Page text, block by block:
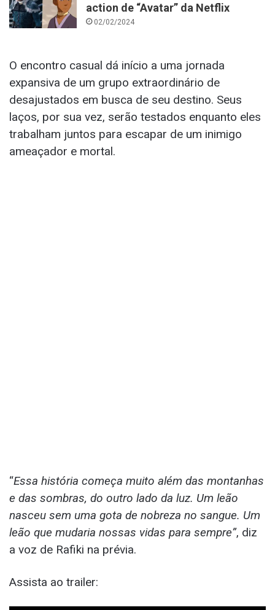
action de “Avatar” da Netflix
02/02/2024
O encontro casual dá início a uma jornada
expansiva de um grupo extraordinário de
desajustados em busca de seu destino. Seus
laços, por sua vez, serão testados enquanto eles
trabalham juntos para escapar de um inimigo
ameaçador e mortal.
“Essa história começa muito além das montanhas
e das sombras, do outro lado da luz. Um leão
nasceu sem uma gota de nobreza no sangue. Um
leão que mudaria nossas vidas para sempre”, diz
a voz de Rafiki na prévia.
Assista ao trailer: